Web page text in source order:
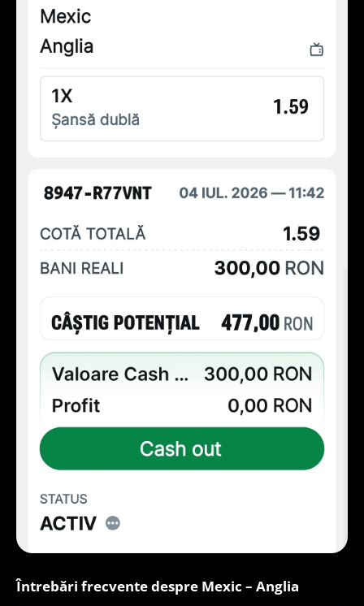
Întrebări frecvente despre Mexic – Anglia